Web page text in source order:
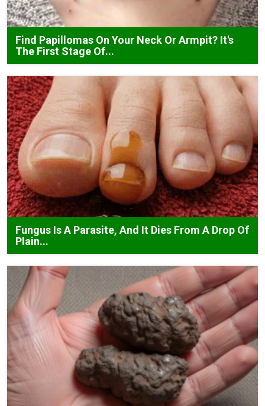
Find Papillomas On Your Neck Or Armpit? It's
The First Stage Of...
Fungus Is A Parasite, And It Dies From A Drop Of
Plain...